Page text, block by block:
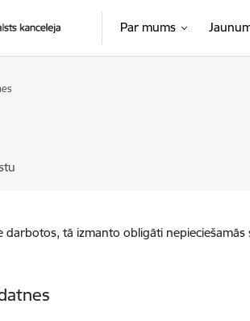
Par mums
darbotos, tā izmanto obligāti